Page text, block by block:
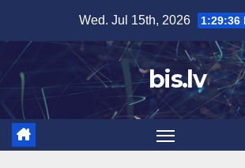
content
Wed. Jul 15th, 2026 1:29:37
bis.lv